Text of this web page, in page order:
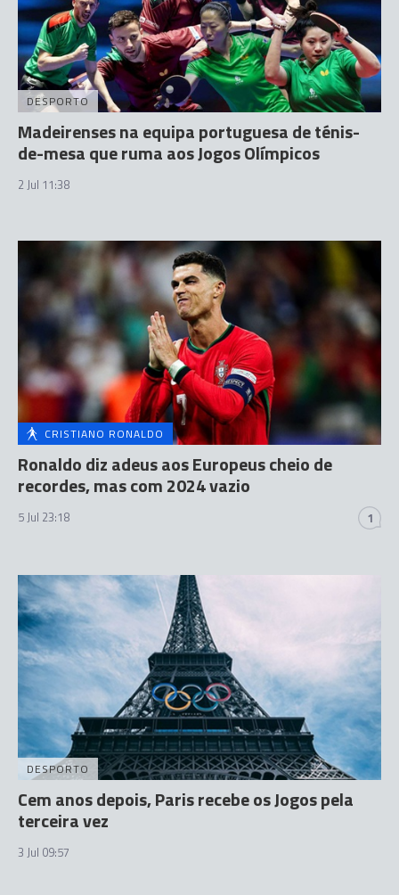
DESPORTO
Madeirenses na equipa portuguesa de ténis-
de-mesa que ruma aos Jogos Olímpicos
2 Jul 11:38
CRISTIANO RONALDO
Ronaldo diz adeus aos Europeus cheio de
recordes, mas com 2024 vazio
5 Jul 23:18 1
DESPORTO
Cem anos depois, Paris recebe os Jogos pela
terceira vez
3 Jul 09:57